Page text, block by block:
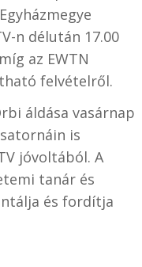
n délután 17.00
az EWTN
felvételről.
áldása vasárnap
is
jóvoltából. A
tanár és
és fordítja